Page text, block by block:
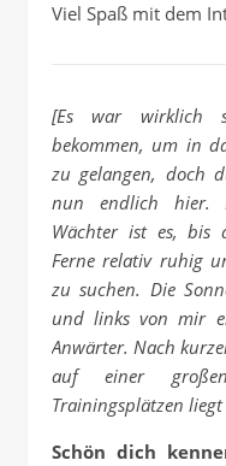
Viel Spaß mit dem
[Es war wirklich
bekommen, um in
zu gelangen, doch
nun endlich hier.
Wächter ist es, bis
Ferne relativ ruhig
zu suchen. Die
und links von mir
Anwärter. Nach
auf einer
Trainingsplätzen
Schön dich